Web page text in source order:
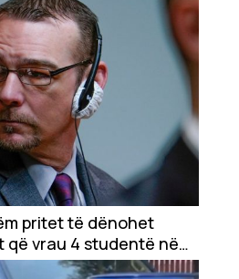
pritet të dënohet
që vrau 4 studentë në